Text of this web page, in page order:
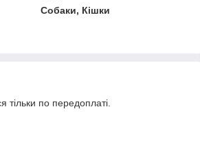
Собаки, Кішки
тільки по передоплаті.